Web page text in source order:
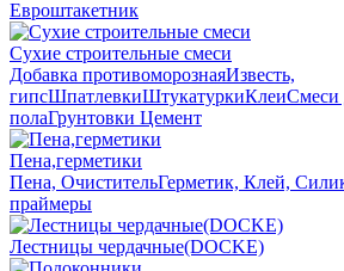
Евроштакетник
Сухие строительные смеси
Добавка противоморознаяИзвесть,
гипсШпатлевкиШтукатуркиКлеиСмеси
полаГрунтовки Цемент
Пена,герметики
Пена, ОчистительГерметик, Клей,
праймеры
Лестницы чердачные(DOCKE)